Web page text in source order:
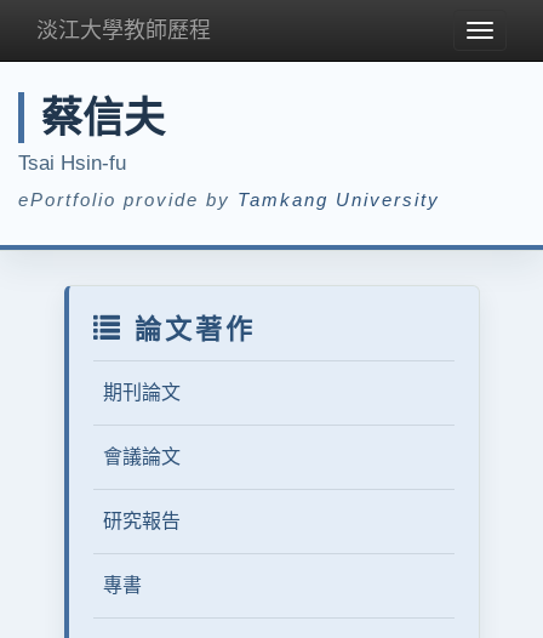
Toggle
淡江大學教師歷程
蔡信夫
Tsai Hsin-fu
ePortfolio provide by Tamkang University
論文著作
期刊論文
會議論文
研究報告
專書